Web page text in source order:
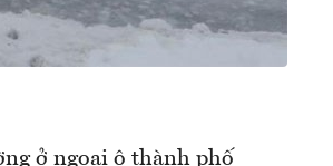
ở ngoại ô thành phố